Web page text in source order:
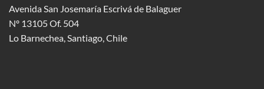
Avenida San Josemaría Escrivá de Balaguer
Nº 13105 Of. 504
Lo Barnechea, Santiago, Chile